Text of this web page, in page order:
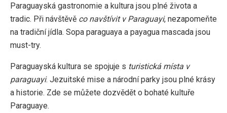
Paraguayská gastronomie a kultura jsou plné života a
tradic. Při návštěvě co navštívit v Paraguayi, nezapomeňte
na tradiční jídla. Sopa paraguaya a payagua mascada jsou
must-try.
Paraguayská kultura se spojuje s turistická místa v
paraguayi. Jezuitské mise a národní parky jsou plné krásy
a historie. Zde se můžete dozvědět o bohaté kultuře
Paraguaye.